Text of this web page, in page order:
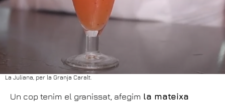
La Juliana, per la Granja Caralt.
Un cop tenim el granissat, afegim la mateixa